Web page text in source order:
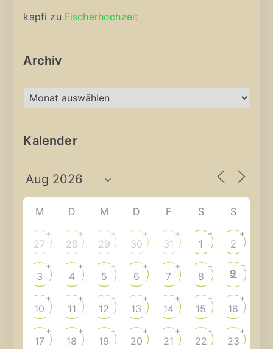
kapfi zu Fischerhochzeit
Archiv
r
h
v
Kalender
M D M D F S S
27
+
28
+
29
+
30
+
31
+
1
+
2
+
3
+
4
+
5
+
6
+
7
+
8
+
9
+
10
+
11
+
12
+
13
+
14
+
15
+
16
+
17
+
18
+
19
+
20
+
21
+
22
+
23
+